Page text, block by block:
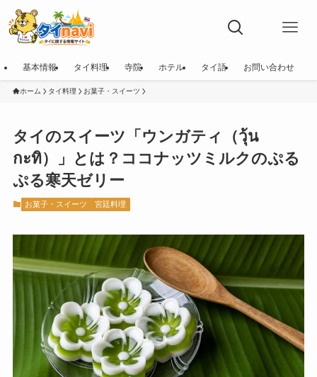
基本情報 タイ料理 寺院 ホテル タイ語 お問い合わせ
ホーム タイ料理 お菓子・スイーツ
タイのスイーツ「ウンガティ（วุ้น
กะทิ）」とは？ココナッツミルクのぷる
ぷる寒天ゼリー
お菓子・スイーツ 宮廷料理